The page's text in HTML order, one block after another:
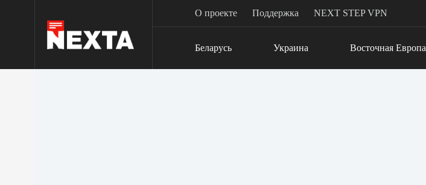
О проекте Поддержка NEXT STEP VPN
Беларусь Украина Восточная Европа